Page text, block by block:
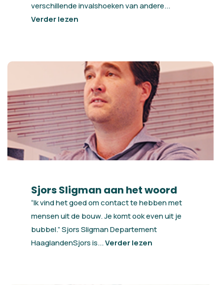
verschillende invalshoeken van andere...
Verder lezen
Sjors Sligman aan het woord
“Ik vind het goed om contact te hebben met
mensen uit de bouw. Je komt ook even uit je
bubbel.” Sjors Sligman Departement
HaaglandenSjors is...Verder lezen